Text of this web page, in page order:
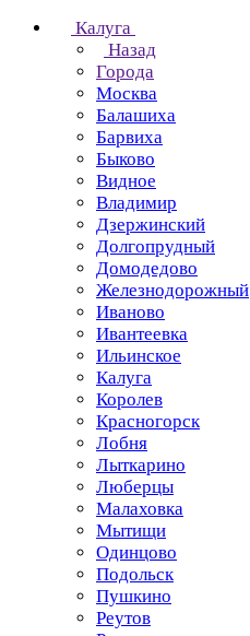
Калуга
Назад
Города
Москва
Балашиха
Барвиха
Быково
Видное
Владимир
Дзержинский
Долгопрудный
Домодедово
Железнодорожный
Иваново
Ивантеевка
Ильинское
Калуга
Королев
Красногорск
Лобня
Лыткарино
Люберцы
Малаховка
Мытищи
Одинцово
Подольск
Пушкино
Реутов